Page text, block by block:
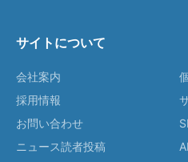
サイトについて
会社案内
採用情報
お問い合わせ
ニュース読者投稿